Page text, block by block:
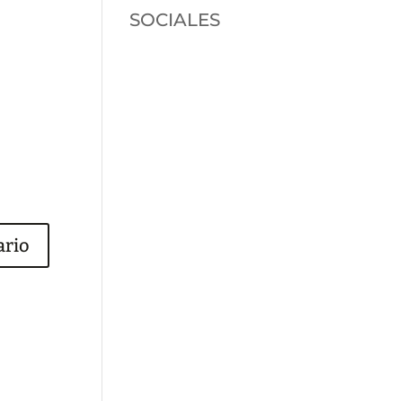
SOCIALES